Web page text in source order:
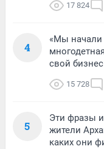
17 824
4
«Мы начали
свой бизнес
15 728
5
Эти фразы
жители
каких они